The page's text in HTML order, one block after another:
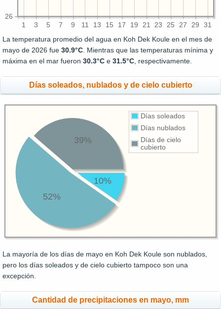
1 3 5 7 9 11 13 15 17 19 21 23 25 27 29 31
26
La temperatura promedio del agua en Koh Dek Koule en el mes de
mayo de 2026 fue 30.9°C. Mientras que las temperaturas mínima y
máxima en el mar fueron 30.3°C e 31.5°C, respectivamente.
Días soleados, nublados y de cielo cubierto
Días soleados
Días nublados
Días de cielo
cubierto
10%
52%
39%
La mayoría de los días de mayo en Koh Dek Koule son nublados,
pero los días soleados y de cielo cubierto tampoco son una
excepción.
Cantidad de precipitaciones en mayo, mm